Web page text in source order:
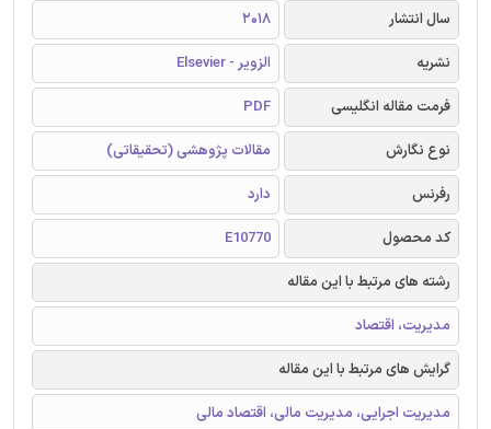
سال انتشار
2018
نشریه
الزویر - Elsevier
فرمت مقاله انگلیسی
PDF
نوع نگارش
مقالات پژوهشی (تحقیقاتی)
رفرنس
دارد
کد محصول
E10770
رشته های مرتبط با این مقاله
مدیریت، اقتصاد
گرایش های مرتبط با این مقاله
مدیریت اجرایی، مدیریت مالی، اقتصاد مالی